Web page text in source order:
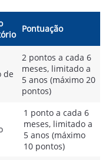
Pontuação
de
2 pontos a cada 6
meses, limitado a
5 anos (máximo 20
pontos)
1 ponto a cada 6
meses, limitado a
5 anos (máximo
10 pontos)